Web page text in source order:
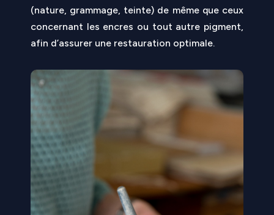
(nature, grammage, teinte) de même que ceux
concernant les encres ou tout autre pigment,
afin d’assurer une restauration optimale.